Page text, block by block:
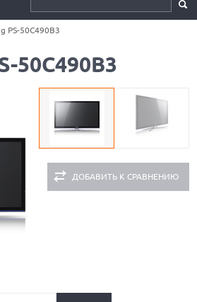
PS-50C490B3
50C490B3
ДОБАВИТЬ К СРАВНЕНИЮ